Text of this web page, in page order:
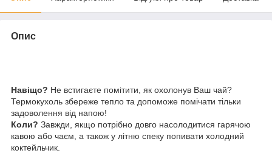
Опис
Навіщо? Не встигаєте помітити, як охолонув Ваш чай?
Термокухоль збереже тепло та допоможе помічати тільки
задоволення від напою!
Коли? Завжди, якщо потрібно довго насолодитися гарячою
кавою або чаєм, а також у літню спеку попивати холодний
коктейльчик.